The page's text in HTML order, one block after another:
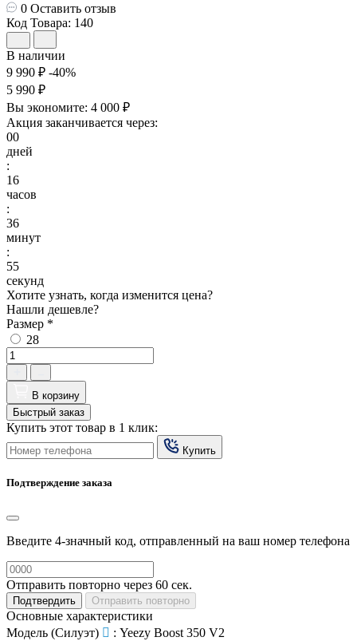
0 Оставить отзыв
Код Товара: 140
В наличии
9 990 ₽ -40%
5 990 ₽
Вы экономите: 4 000 ₽
Акция заканчивается через:
00
дней
:
16
часов
:
36
минут
:
54
секунд
Хотите узнать, когда изменится цена?
Нашли дешевле?
Размер *
28
В корзину
Быстрый заказ
Купить этот товар в 1 клик:
Купить
Подтверждение заказа
Введите 4-значный код, отправленный на ваш номер телефона
Отправить повторно через 60 сек.
Подтвердить Отправить повторно
Основные характеристики
Модель (Силуэт)
: Yeezy Boost 350 V2